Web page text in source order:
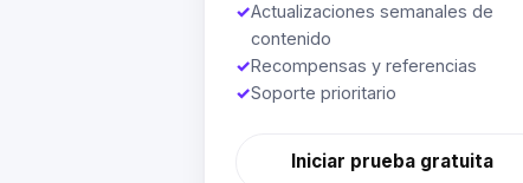
✓Actualizaciones semanales de
contenido
✓Recompensas y referencias
✓Soporte prioritario
Iniciar prueba gratuita